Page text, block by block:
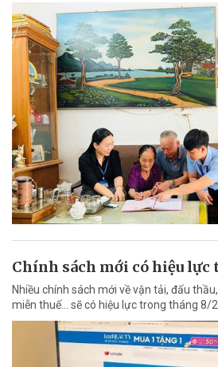
Chính sách mới có hiệu lực
Nhiều chính sách mới về vận tải, đấu
miễn thuế... sẽ có hiệu lực trong tháng 8/